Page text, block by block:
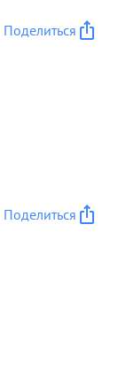
Поделиться
Поделиться